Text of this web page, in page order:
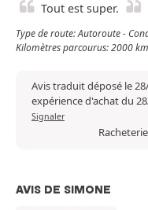
Tout est super.
Type de route: Autoroute -
Kilomètres parcourus: 2000 km
Avis traduit déposé le
expérience d'achat du
Signaler
AVIS DE SIMONE